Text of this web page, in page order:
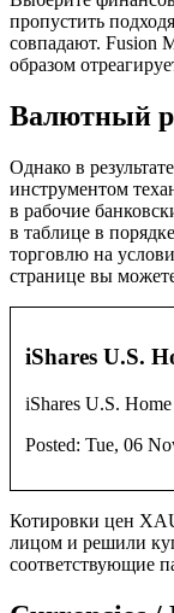
пропустить
совпадают. Fusion
образом
Валютный
Однако в
инструментом
в рабочие
в таблице в
торговлю на
странице вы
iShares U.S.
iShares U.S.
Posted: Tue, 06
Котировки цен
лицом и решили
соответствующие